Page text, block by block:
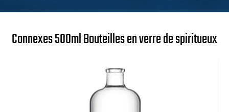
Connexes 500ml Bouteilles en verre de spiritueux